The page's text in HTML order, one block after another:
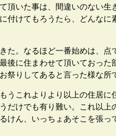
頂いた事は、間違いのない生
付けてもろうたら、どんなに
。なるほど一番始めは、点
後に住まわせて頂いておった
祭りしてあると言った様な所
これよりより以上の住居に
だけでも有り難い。これ以上
けん、いっちょあそこを張っ